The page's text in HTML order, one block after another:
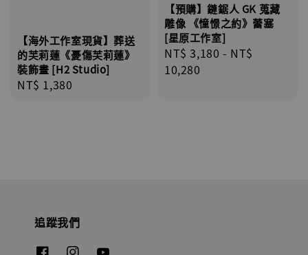
【海外工作室現貨】葬送
的芙莉蓮《憂傷芙莉蓮》
裝飾畫 [H2 Studio]
Regular
NT$ 1,380
【預購】鏈鋸人 GK 蒐藏
雕像 《憧憬之約》蕾塞
[星原工作室]
Regular
price
NT$ 3,180 - NT$
10,280
追蹤我們